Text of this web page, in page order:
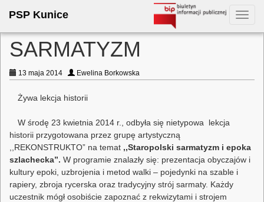
PSP Kunice
SARMATYZM
13 maja 2014 Ewelina Borkowska
Żywa lekcja historii
W środę 23 kwietnia 2014 r., odbyła się nietypowa lekcja
historii przygotowana przez grupę artystyczną
,,REKONSTRUKTO” na temat ,,Staropolski sarmatyzm i epoka
szlachecka”. W programie znalazły się: prezentacja obyczajów i
kultury epoki, uzbrojenia i metod walki – pojedynki na szable i
rapiery, zbroja rycerska oraz tradycyjny strój sarmaty. Każdy
uczestnik mógł osobiście zapoznać z rekwizytami i strojem